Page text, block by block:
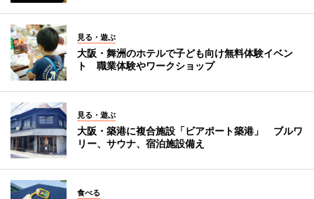
見る・遊ぶ
大阪・舞洲のホテルで子ども向け無料体験イベン
ト 職業体験やワークショップ
見る・遊ぶ
大阪・築港に複合施設「ビアポート築港」 ブルワ
リー、サウナ、宿泊施設備え
食べる